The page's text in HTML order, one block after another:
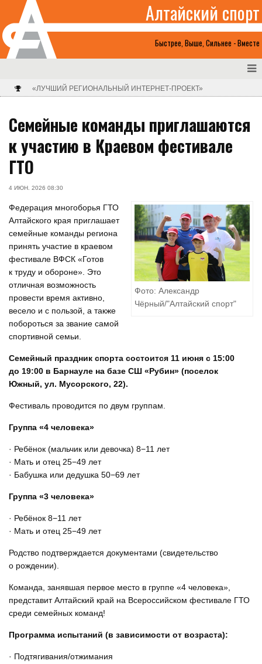
Быстрее, Выше, Сильнее - Вместе
Алтайский спорт
«ЛУЧШИЙ РЕГИОНАЛЬНЫЙ ИНТЕРНЕТ-ПРОЕКТ»
Семейные команды приглашаются
к участию в Краевом фестивале
ГТО
4 ИЮН. 2026 08:30
Фото: Александр
Чёрный/"Алтайский спорт"
Федерация многоборья ГТО
Алтайского края приглашает
семейные команды региона
принять участие в краевом
фестивале ВФСК «Готов
к труду и обороне». Это
отличная возможность
провести время активно,
весело и с пользой, а также
побороться за звание самой
спортивной семьи.
Семейный праздник спорта состоится 11 июня с 15:00
до 19:00 в Барнауле на базе СШ «Рубин» (поселок
Южный, ул. Мусорского, 22).
Фестиваль проводится по двум группам.
Группа «4 человека»
· Ребёнок (мальчик или девочка) 8−11 лет
· Мать и отец 25−49 лет
· Бабушка или дедушка 50−69 лет
Группа «3 человека»
· Ребёнок 8−11 лет
· Мать и отец 25−49 лет
Родство подтверждается документами (свидетельство
о рождении).
Команда, занявшая первое место в группе «4 человека»,
представит Алтайский край на Всероссийском фестивале ГТО
среди семейных команд!
Программа испытаний (в зависимости от возраста):
· Подтягивания/отжимания